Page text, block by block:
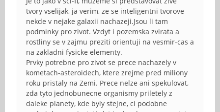
tvory vselijak, ja verim, ze se inteligentni tvorove
nekde v nejake galaxii nachazeji.Jsou li tam
podminky pro zivot. Vzdyt i pozemska zvirata a
rostliny se v zajmu preziti orientuji na vesmir-cas a
na zakladni fysicke elementy.
Prvky potrebne pro zivot se prece nachazely v
kometach-asteroidech, ktere zrejme pred miliony
roku pristaly na Zemi. Prece nelze ani spekulovat,
zda tyto jednobunecne organismy priletely z
daleke planety, kde byly stejne, ci podobne